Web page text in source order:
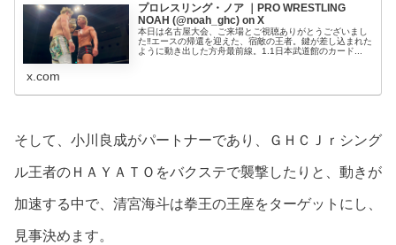
プロレスリング・ノア ｜PRO WRESTLING
NOAH (@noah_ghc) on X
本日は名古屋大会、ご来場とご視聴ありがとうございまし
た‼️エースの帰還を迎えた、宿敵の王者。鍵が差し込まれた
ように動き出した方舟最前線。1.1日本武道館のカード...
x.com
そして、小川良成がパートナーであり、ＧＨＣＪｒシング
ル王者のＨＡＹＡＴＯをバクステで襲撃したりと、動きが
加速する中で、清宮海斗は拳王の王座をターゲットにし、
見事決めます。